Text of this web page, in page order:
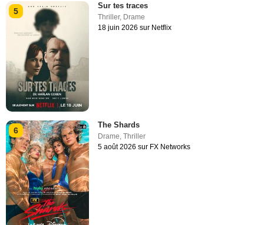
5
Sur tes traces
Thriller, Drame
18 juin 2026 sur Netflix
6
The Shards
Drame,Thriller
5 août 2026 sur FX Networks